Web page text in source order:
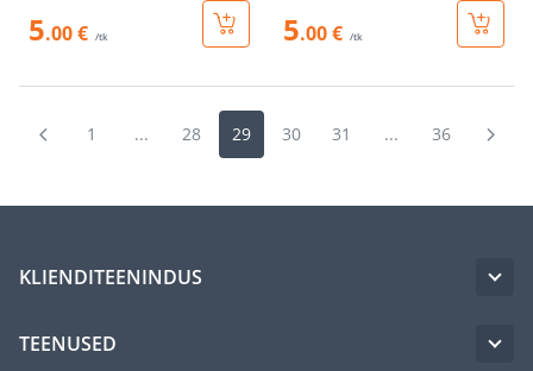
5.00 € /tk 5.00 € /tk
1 ... 28 29 30 31 ... 36
KLIENDITEENINDUS
TEENUSED